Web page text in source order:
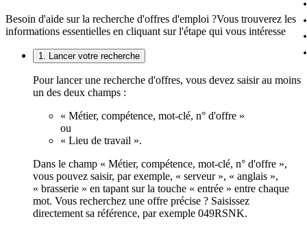
Besoin d'aide sur la recherche d'offres d'emploi ?Vous trouverez les
informations essentielles en cliquant sur l'étape qui vous intéresse
1. Lancer votre recherche
Pour lancer une recherche d'offres, vous devez saisir au moins
un des deux champs :
« Métier, compétence, mot-clé, n° d'offre »
ou
« Lieu de travail ».
Dans le champ « Métier, compétence, mot-clé, n° d'offre »,
vous pouvez saisir, par exemple, « serveur », « anglais »,
« brasserie » en tapant sur la touche « entrée » entre chaque
mot. Vous recherchez une offre précise ? Saisissez
directement sa référence, par exemple 049RSNK.